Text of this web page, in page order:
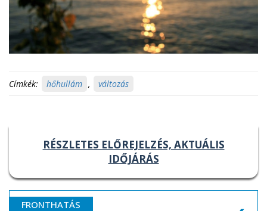
Címkék: hőhullám , változás
RÉSZLETES ELŐREJELZÉS, AKTUÁLIS
IDŐJÁRÁS
FRONTHATÁS